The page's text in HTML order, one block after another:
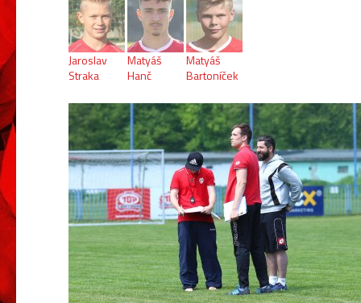
Jaroslav
Straka
Matyáš
Hanč
Matyáš
Bartoníček